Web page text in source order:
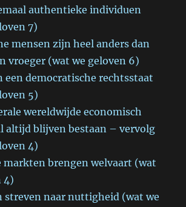
authentieke individuen
7)
mensen zijn heel anders dan
vroeger (wat we geloven 6)
een democratische rechtsstaat
5)
wereldwijde economisch
altijd blijven bestaan – vervolg
4)
markten brengen welvaart (wat
4)
streven naar nuttigheid (wat we